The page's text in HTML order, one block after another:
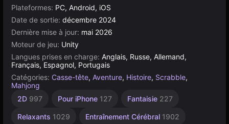
Plateformes: PC, Android, iOS
Date de sortie: décembre 2024
Dernière mise à jour: mai 2026
Moteur de jeu: Unity
Langues prises en charge: Anglais, Russe, Allemand,
Français, Espagnol, Portugais
Catégories: Casse-tête, Aventure, Histoire, Scrabble,
Mahjong
2D 997 Pour iPhone 127 Fantaisie 227
Relaxants 1029 Entraînement Cérébral 1902
Bureau
À 1
4131
Tuiles
Navigateur
Android
Unity
ligne